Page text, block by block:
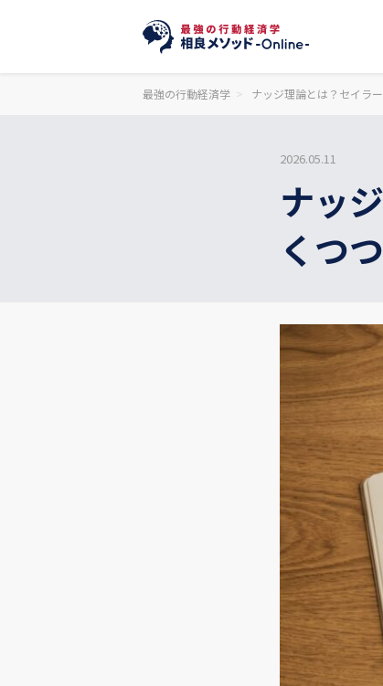
最強の行動経済学 ナッジ理論とは？セイラ
2026.05.11
ナッ
くつ